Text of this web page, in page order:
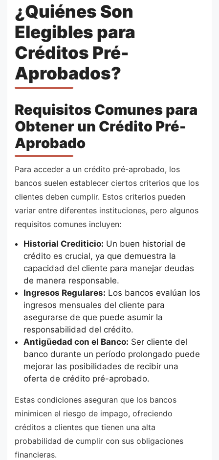
¿Quiénes Son
Elegibles para
Créditos Pré-
Aprobados?
Requisitos Comunes para
Obtener un Crédito Pré-
Aprobado
Para acceder a un crédito pré-aprobado, los
bancos suelen establecer ciertos criterios que los
clientes deben cumplir. Estos criterios pueden
variar entre diferentes instituciones, pero algunos
requisitos comunes incluyen:
Historial Crediticio: Un buen historial de
crédito es crucial, ya que demuestra la
capacidad del cliente para manejar deudas
de manera responsable.
Ingresos Regulares: Los bancos evalúan los
ingresos mensuales del cliente para
asegurarse de que puede asumir la
responsabilidad del crédito.
Antigüedad con el Banco: Ser cliente del
banco durante un período prolongado puede
mejorar las posibilidades de recibir una
oferta de crédito pré-aprobado.
Estas condiciones aseguran que los bancos
minimicen el riesgo de impago, ofreciendo
créditos a clientes que tienen una alta
probabilidad de cumplir con sus obligaciones
financieras.